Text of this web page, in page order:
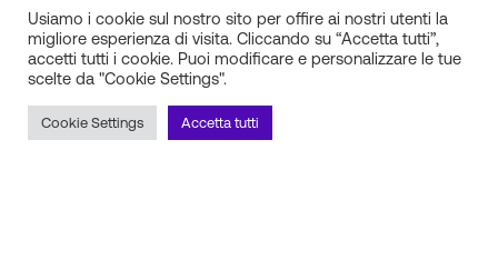
P.IVA 01688940608
Usiamo i cookie sul nostro sito per offire ai nostri utenti la
migliore esperienza di visita. Cliccando su “Accetta tutti”,
accetti tutti i cookie. Puoi modificare e personalizzare le tue
scelte da "Cookie Settings".
Cookie Settings Accetta tutti